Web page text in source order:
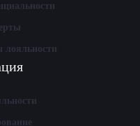
лояльности